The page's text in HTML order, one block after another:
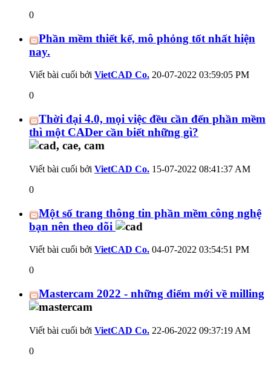
0
Phần mềm thiết kế, mô phỏng tốt nhất hiện
nay.
Viết bài cuối bởi VietCAD Co. 20-07-2022 03:59:05 PM
0
Thời đại 4.0, mọi việc đều cần đến phần mềm
thì một CADer cần biết những gì?
Viết bài cuối bởi VietCAD Co. 15-07-2022 08:41:37 AM
0
Một số trang thông tin phần mềm công nghệ
bạn nên theo dõi
Viết bài cuối bởi VietCAD Co. 04-07-2022 03:54:51 PM
0
Mastercam 2022 - những điểm mới về milling
Viết bài cuối bởi VietCAD Co. 22-06-2022 09:37:19 AM
0